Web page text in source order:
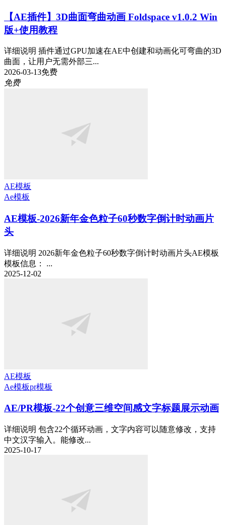
【AE插件】3D曲面弯曲动画 Foldspace v1.0.2 Win
版+使用教程
详细说明 插件通过GPU加速在AE中创建和动画化可弯曲的3D
曲面，让用户无需外部三...
2026-03-13免费
免费
AE模板
Ae模板
AE模板-2026新年金色粒子60秒数字倒计时动画片
头
详细说明 2026新年金色粒子60秒数字倒计时动画片头AE模板
模板信息： ...
2025-12-02
AE模板
Ae模板pr模板
AE/PR模板-22个创意三维空间感文字标题展示动画
详细说明 包含22个循环动画，文字内容可以随意修改，支持
中文汉字输入。能修改...
2025-10-17